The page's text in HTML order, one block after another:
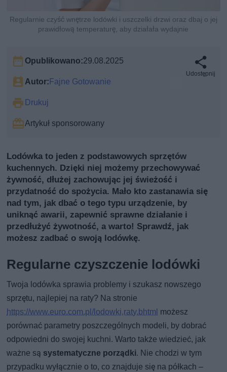
Regularnie czyść wnętrze lodówki i uszczelki drzwi oraz dbaj o jej
prawidłową temperaturę, aby działała wydajnie
Opublikowano:29.08.2025
Autor:Fajne Gotowanie
Drukuj
Artykuł sponsorowany
Udostępnij
Lodówka to jeden z podstawowych sprzętów
kuchennych. Dzięki niej możemy przechowywać
żywność, dłużej zachowując jej świeżość i
przydatność do spożycia. Mało kto zastanawia się
nad tym, jak dbać o tego typu urządzenie, by
uniknąć awarii, zapewnić sprawne działanie i
przedłużyć żywotność, a warto! Sprawdź, jak
możesz zadbać o swoją lodówkę.
Regularne czyszczenie lodówki
Twoja lodówka sprawia problemy i szukasz nowszego
sprzętu, najlepiej na raty? Na stronie
https://www.euro.com.pl/lodowki,raty.bhtml możesz
porównać parametry poszczególnych modeli, by dobrać
odpowiedni do swojej kuchni. Warto także wiedzieć, jak
ważne są systematyczne porządki. Nie chodzi w tym
przypadku wyłącznie o to, co znajduje się na półkach –